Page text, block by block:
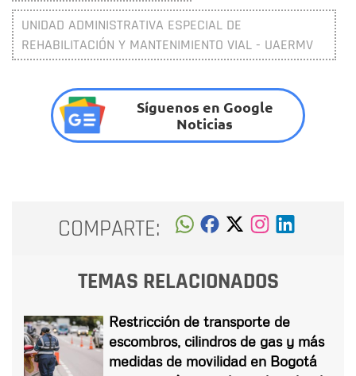
UNIDAD ADMINISTRATIVA ESPECIAL DE
REHABILITACIÓN Y MANTENIMIENTO VIAL - UAERMV
Síguenos en Google
Noticias
COMPARTE:
TEMAS RELACIONADOS
Restricción de transporte de
escombros, cilindros de gas y más
medidas de movilidad en Bogotá